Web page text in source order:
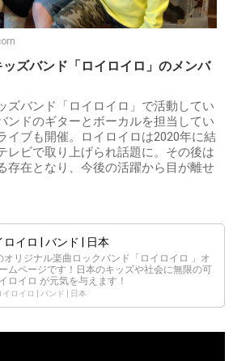
ズバンド「ロイロイロ」のメンバ
ズバンド「ロイロイロ」で活動してい
ンドのギターとボーカルを担当してい
イブも開催。ロイロイロは2020年に結
レビで取り上げられ話題に。その後は
存在となり、今後の活躍から目が離せ
ロイロ | バンド | 日本
オリジナル楽曲ロックバンド「ロイロイロ 」オ
ムページです！日本のキッズや社会に無限の可
ロイロ が元気を与えます！
ロイロ | バンド | 日本